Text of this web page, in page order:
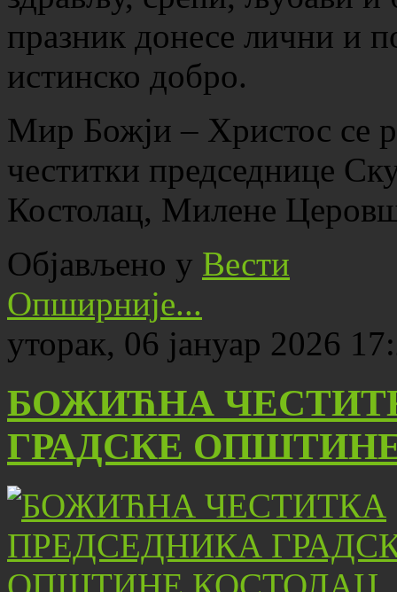
празник донесе лични и
истинско добро.
Мир Божји – Христос се
честитки председнице
Костолац, Милене
Објављено у Вести
Опширније...
уторак, 06 јануар 2026
БОЖИЋНА
ГРАДСКЕ